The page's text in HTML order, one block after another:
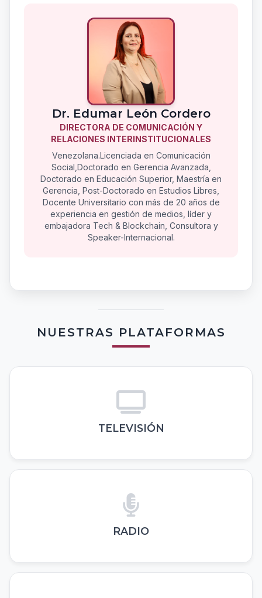
Dr. Edumar León Cordero
DIRECTORA DE COMUNICACIÓN Y
RELACIONES INTERINSTITUCIONALES
Venezolana.Licenciada en Comunicación
Social,Doctorado en Gerencia Avanzada,
Doctorado en Educación Superior, Maestría en
Gerencia, Post-Doctorado en Estudios Libres,
Docente Universitario con más de 20 años de
experiencia en gestión de medios, líder y
embajadora Tech & Blockchain, Consultora y
Speaker-Internacional.
NUESTRAS PLATAFORMAS
TELEVISIÓN
RADIO